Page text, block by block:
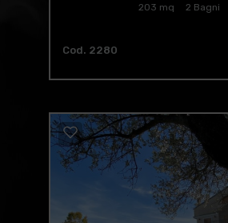
203 mq 2 Bagni
Cod. 2280